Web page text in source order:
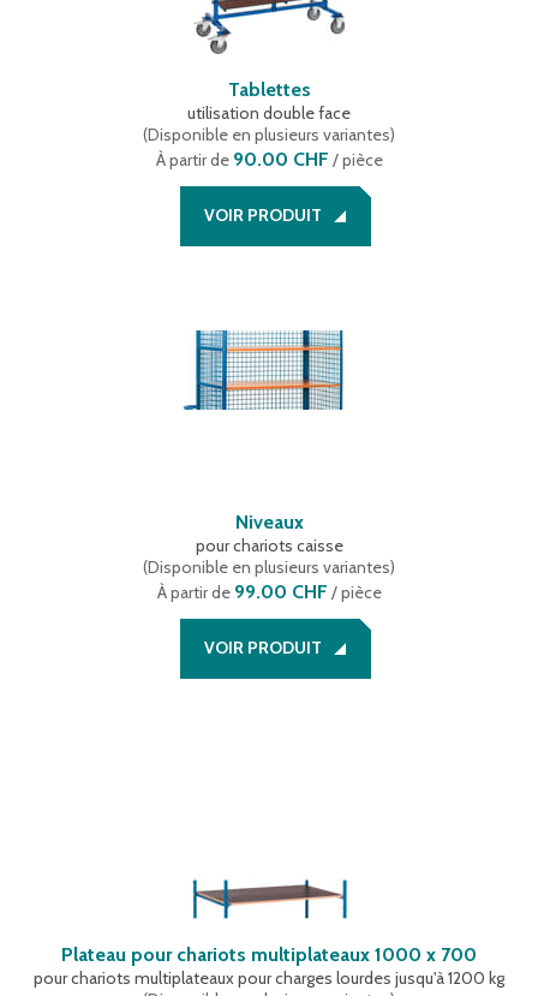
Tablettes
utilisation double face
(Disponible en plusieurs variantes)
À partir de 90.00 CHF / pièce
VOIR PRODUIT
Niveaux
pour chariots caisse
(Disponible en plusieurs variantes)
À partir de 99.00 CHF / pièce
VOIR PRODUIT
Plateau pour chariots multiplateaux 1000 x 700
pour chariots multiplateaux pour charges lourdes jusqu'à 1200 kg